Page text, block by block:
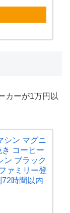
カーが1万円以
シン マグニ
コーヒー
ン ブラック
ァミリー登
時間以内